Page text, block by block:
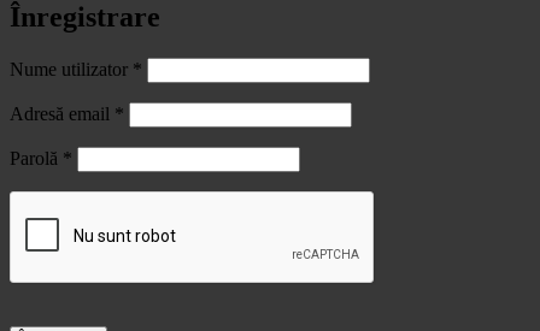
Înregistrare
Nume utilizator *
Adresă email *
Parolă *